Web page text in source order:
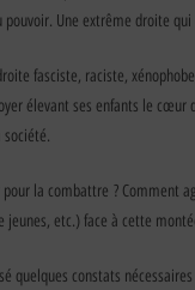
pouvoir. Une extrême droite
fasciste, raciste,
élevant ses enfants le
société.
la combattre ? Comment
jeunes, etc.) face à cette
quelques constats